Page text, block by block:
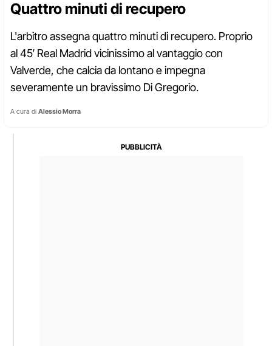
Quattro minuti di recupero
L'arbitro assegna quattro minuti di recupero. Proprio
al 45′ Real Madrid vicinissimo al vantaggio con
Valverde, che calcia da lontano e impegna
severamente un bravissimo Di Gregorio.
A cura di Alessio Morra